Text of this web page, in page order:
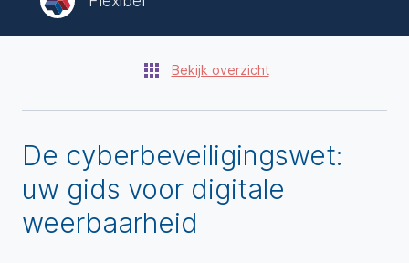
Bekijk overzicht
De cyberbeveiligingswet:
uw gids voor digitale
weerbaarheid